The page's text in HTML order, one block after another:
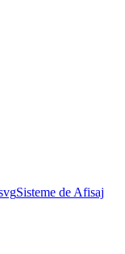
Sisteme de Afisaj